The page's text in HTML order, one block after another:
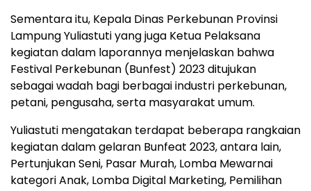
Sementara itu, Kepala Dinas Perkebunan Provinsi
Lampung Yuliastuti yang juga Ketua Pelaksana
kegiatan dalam laporannya menjelaskan bahwa
Festival Perkebunan (Bunfest) 2023 ditujukan
sebagai wadah bagi berbagai industri perkebunan,
petani, pengusaha, serta masyarakat umum.
Yuliastuti mengatakan terdapat beberapa rangkaian
kegiatan dalam gelaran Bunfeat 2023, antara lain,
Pertunjukan Seni, Pasar Murah, Lomba Mewarnai
kategori Anak, Lomba Digital Marketing, Pemilihan